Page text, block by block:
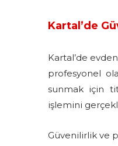
Kartal’de
Kartal’de
profesyonel
sunmak için
işlemini
Güvenilirlik ve